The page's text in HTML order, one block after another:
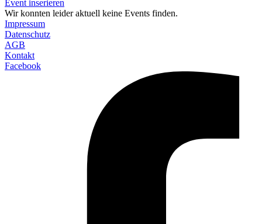
Event inserieren
Wir konnten leider aktuell keine Events finden.
Impressum
Datenschutz
AGB
Kontakt
Facebook